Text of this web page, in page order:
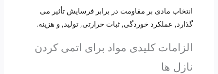
انتخاب مادی بر مقاومت در برابر فرسایش تأثیر می
گذارد, عملکرد خوردگی, ثبات حرارتی, تولید, و هزینه.
الزامات کلیدی مواد برای اتمی کردن
نازل ها